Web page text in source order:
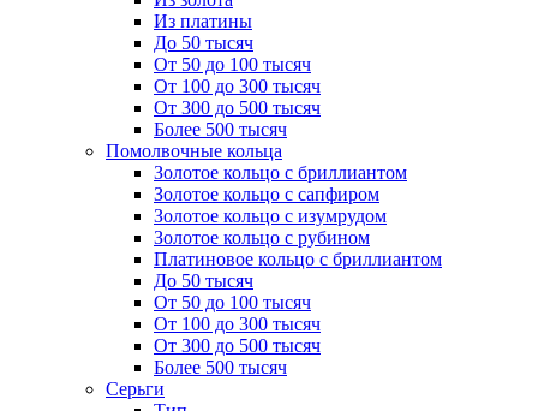
Из платины
До 50 тысяч
От 50 до 100 тысяч
От 100 до 300 тысяч
От 300 до 500 тысяч
Более 500 тысяч
Помолвочные кольца
Золотое кольцо с бриллиантом
Золотое кольцо с сапфиром
Золотое кольцо с изумрудом
Золотое кольцо с рубином
Платиновое кольцо с бриллиантом
До 50 тысяч
От 50 до 100 тысяч
От 100 до 300 тысяч
От 300 до 500 тысяч
Более 500 тысяч
Серьги